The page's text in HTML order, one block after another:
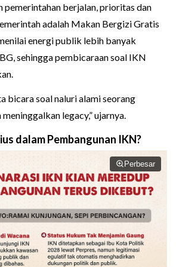
pemerintahan berjalan, prioritas dan
adalah Makan Bergizi Gratis
energi publik lebih banyak
sehingga pembicaraan soal IKN
bicara soal naluri alami seorang
legacy,” ujarnya.
dalam Pembangunan IKN?
Perbesar